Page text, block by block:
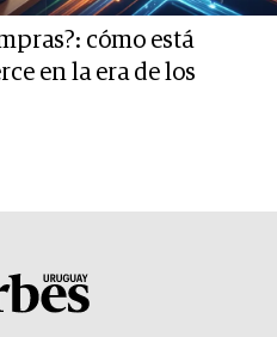
cómo está
en la era de los